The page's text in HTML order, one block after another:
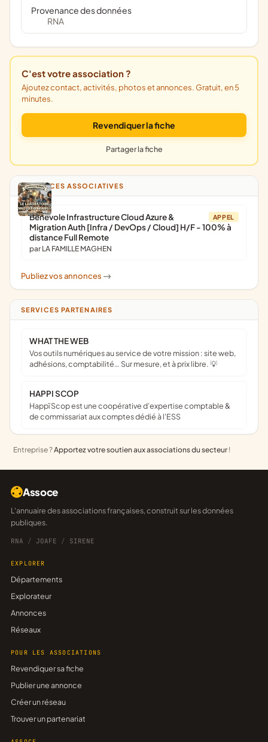
Provenance des données
RNA
C'est votre association ?
Ajoutez contact, activités, photos et annonces. Gratuit, en 5
minutes.
Revendiquer la fiche
Partager la fiche
ANNONCES ASSOCIATIVES
APPEL
Bénévole Infrastructure Cloud Azure &
Migration Auth [Infra / DevOps / Cloud] H/F - 100% à
distance Full Remote
par LA FAMILLE MAGHEN
Publiez vos annonces ->
SERVICES PARTENAIRES
WHAT THE WEB
Vos outils numériques au service de votre mission : site web,
adhésions, comptabilité… Sur mesure, et à prix libre. 💡
HAPPI SCOP
Happï Scop est une coopérative d’expertise comptable &
de commissariat aux comptes dédié à l'ESS
Entreprise ?Apportez votre soutien aux associations du secteur !
Assoce
L'annuaire des associations françaises, construit sur les données
publiques.
RNA / JOAFE / SIRENE
EXPLORER
Départements
Explorateur
Annonces
Réseaux
POUR LES ASSOCIATIONS
Revendiquer sa fiche
Publier une annonce
Créer un réseau
Trouver un partenariat